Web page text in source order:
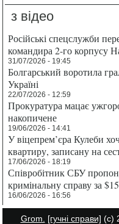
з відео
Російські спецслужби
командира 2-го корпусу
31/07/2026 - 19:45
Болгарський воротила
Україні
22/07/2026 - 12:59
Прокуратура мацає
накопичене
19/06/2026 - 14:41
У віцепрем’єра Кулеби
квартиру, записану на
17/06/2026 - 18:19
Співробітник СБУ
кримінальну справу за
16/06/2026 - 16:56
Grom. [гучні справи] (с)